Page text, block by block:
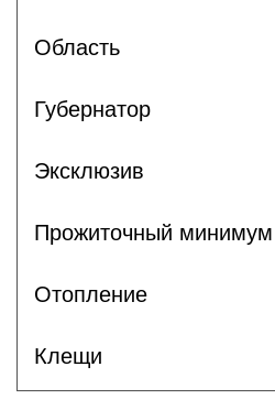
Область
Губернатор
Эксклюзив
Прожиточный минимум
Отопление
Клещи